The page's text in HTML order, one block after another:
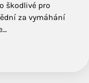
škodlivé pro
za vymáhání